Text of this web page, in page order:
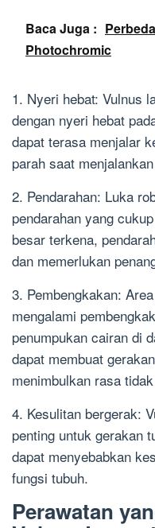
Baca Juga :
Photochromic
1. Nyeri hebat: Vulnus
dengan nyeri hebat
dapat terasa menjalar
parah saat
2. Pendarahan: Luka
pendarahan yang
besar terkena,
dan memerlukan
3. Pembengkakan:
mengalami
penumpukan cairan di
dapat membuat
menimbulkan rasa
4. Kesulitan bergerak:
penting untuk gerakan
dapat menyebabkan
fungsi tubuh.
Perawatan